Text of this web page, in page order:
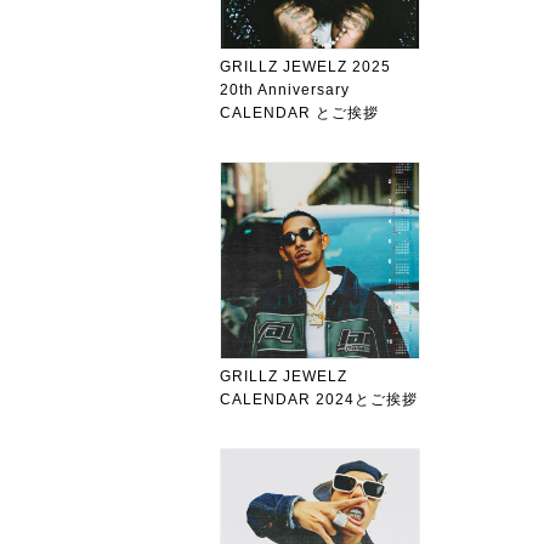
GRILLZ JEWELZ 2025
20th Anniversary
CALENDAR とご挨拶
GRILLZ JEWELZ
CALENDAR 2024とご挨拶